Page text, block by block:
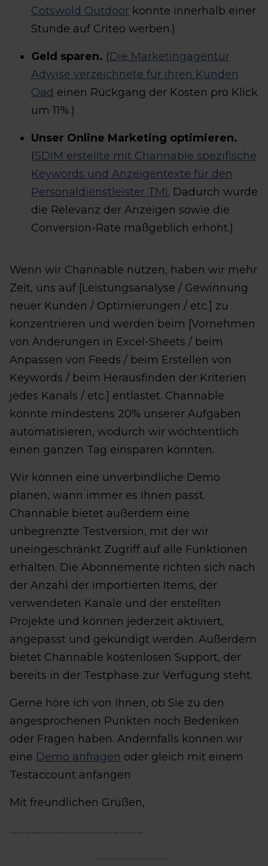
Cotswold Outdoor konnte innerhalb einer
Stunde auf Criteo werben.)
Geld sparen. (Die Marketingagentur
Adwise verzeichnete für ihren Kunden
Oad einen Rückgang der Kosten pro Klick
um 11%.)
Unser Online Marketing optimieren.
(SDIM erstellte mit Channable spezifische
Keywords und Anzeigentexte für den
Personaldienstleister TMI. Dadurch wurde
die Relevanz der Anzeigen sowie die
Conversion-Rate maßgeblich erhöht.)
Wenn wir Channable nutzen, haben wir mehr
Zeit, uns auf [Leistungsanalyse / Gewinnung
neuer Kunden / Optimierungen / etc.] zu
konzentrieren und werden beim [Vornehmen
von Änderungen in Excel-Sheets / beim
Anpassen von Feeds / beim Erstellen von
Keywords / beim Herausfinden der Kriterien
jedes Kanals / etc.] entlastet. Channable
könnte mindestens 20% unserer Aufgaben
automatisieren, wodurch wir wöchtentlich
einen ganzen Tag einsparen könnten.
Wir können eine unverbindliche Demo
planen, wann immer es Ihnen passt.
Channable bietet außerdem eine
unbegrenzte Testversion, mit der wir
uneingeschränkt Zugriff auf alle Funktionen
erhalten. Die Abonnemente richten sich nach
der Anzahl der importierten Items, der
verwendeten Kanäle und der erstellten
Projekte und können jederzeit aktiviert,
angepasst und gekündigt werden. Außerdem
bietet Channable kostenlosen Support, der
bereits in der Testphase zur Verfügung steht.
Gerne höre ich von Ihnen, ob Sie zu den
angesprochenen Punkten noch Bedenken
oder Fragen haben. Andernfalls können wir
eine Demo anfragen oder gleich mit einem
Testaccount anfangen
Mit freundlichen Grüßen,
…………………………………………………….